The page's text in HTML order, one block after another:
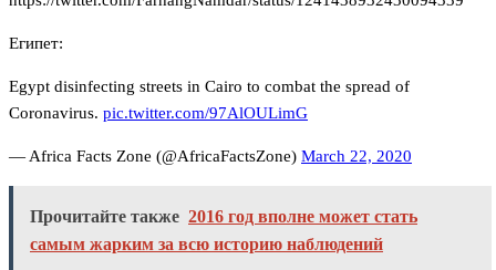
Египет:
Egypt disinfecting streets in Cairo to combat the spread of
Coronavirus. pic.twitter.com/97AlOULimG
— Africa Facts Zone (@AfricaFactsZone) March 22, 2020
Прочитайте также 2016 год вполне может стать
самым жарким за всю историю наблюдений